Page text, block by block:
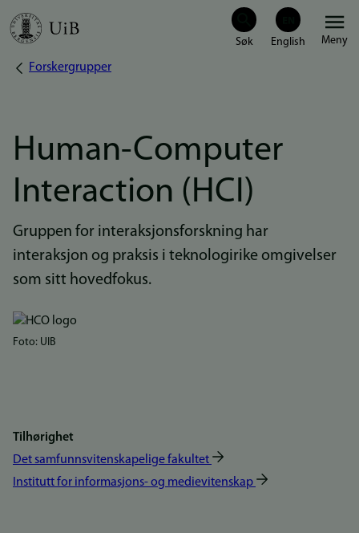
Hopp
hovedinnhold
Meny
Navigasjonssti
Forskergrupper
Human-Computer
Interaction (HCI)
Gruppen for interaksjonsforskning har
interaksjon og praksis i teknologirike omgivelser
som sitt hovedfokus.
Bilde
Foto: UIB
Tilhørighet
Det samfunnsvitenskapelige fakultet
Institutt for informasjons- og medievitenskap